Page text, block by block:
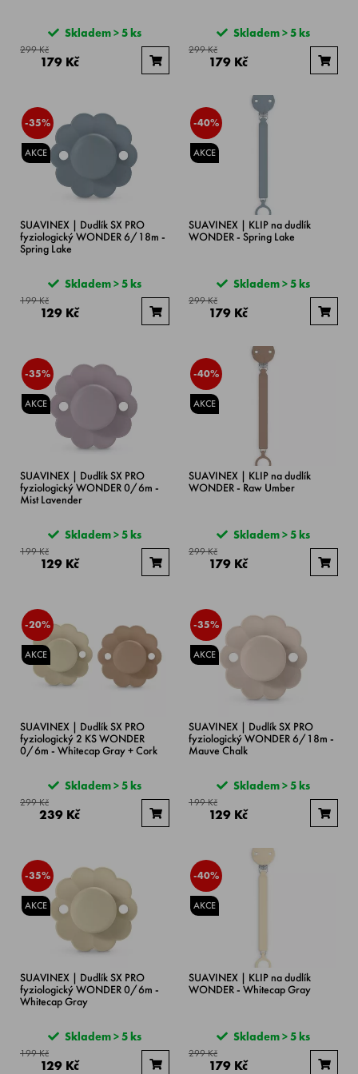
Skladem > 5 ks
299 Kč
179 Kč
Skladem > 5 ks
299 Kč
179 Kč
-35%
AKCE
SUAVINEX | Dudlík SX PRO
fyziologický WONDER 6/18m -
Spring Lake
Skladem > 5 ks
199 Kč
129 Kč
-40%
AKCE
SUAVINEX | KLIP na dudlík
WONDER - Spring Lake
Skladem > 5 ks
299 Kč
179 Kč
-35%
AKCE
SUAVINEX | Dudlík SX PRO
fyziologický WONDER 0/6m -
Mist Lavender
Skladem > 5 ks
199 Kč
129 Kč
-40%
AKCE
SUAVINEX | KLIP na dudlík
WONDER - Raw Umber
Skladem > 5 ks
299 Kč
179 Kč
-20%
AKCE
SUAVINEX | Dudlík SX PRO
fyziologický 2 KS WONDER
0/6m - Whitecap Gray + Cork
Skladem > 5 ks
299 Kč
239 Kč
-35%
AKCE
SUAVINEX | Dudlík SX PRO
fyziologický WONDER 6/18m -
Mauve Chalk
Skladem > 5 ks
199 Kč
129 Kč
-35%
AKCE
SUAVINEX | Dudlík SX PRO
fyziologický WONDER 0/6m -
Whitecap Gray
Skladem > 5 ks
199 Kč
129 Kč
-40%
AKCE
SUAVINEX | KLIP na dudlík
WONDER - Whitecap Gray
Skladem > 5 ks
299 Kč
179 Kč